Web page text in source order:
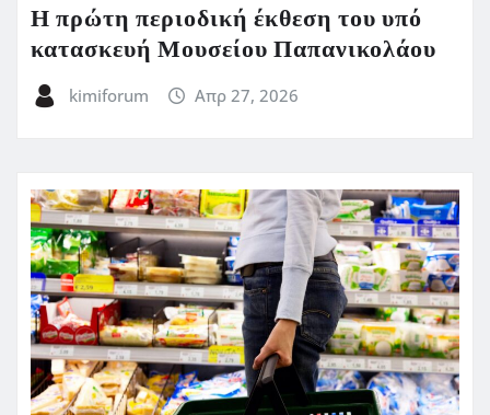
Η πρώτη περιοδική έκθεση του υπό
κατασκευή Μουσείου Παπανικολάου
kimiforum Απρ 27, 2026